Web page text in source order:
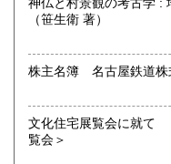
（笹生衛 著）
株主名簿 名古屋鉄道
文化住宅展覧会に就て
覧会＞